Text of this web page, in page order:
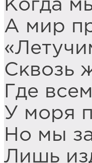
Когда
А мир
Сквозь
Где
У моря
Но мы
Лишь